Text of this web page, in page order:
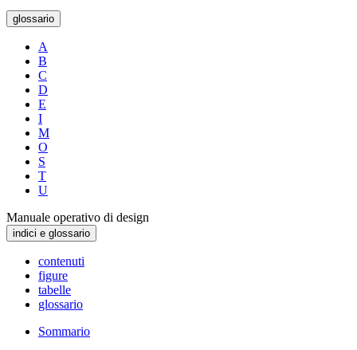
glossario
A
B
C
D
E
I
M
O
S
T
U
Manuale operativo di design
indici e glossario
contenuti
figure
tabelle
glossario
Sommario